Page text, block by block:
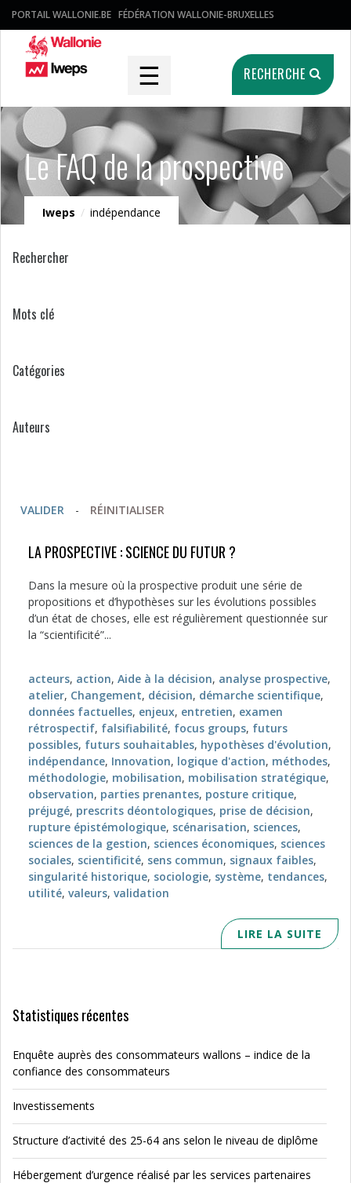
PORTAIL WALLONIE.BE FÉDÉRATION WALLONIE-BRUXELLES
☰ RECHERCHE
Le FAQ de la prospective
Iweps / indépendance
Rechercher
Mots clé
Catégories
Auteurs
VALIDER - RÉINITIALISER
LA PROSPECTIVE : SCIENCE DU FUTUR ?
Dans la mesure où la prospective produit une série de
propositions et d’hypothèses sur les évolutions possibles
d’un état de choses, elle est régulièrement questionnée sur
la “scientificité”...
acteurs, action, Aide à la décision, analyse prospective,
atelier, Changement, décision, démarche scientifique,
données factuelles, enjeux, entretien, examen
rétrospectif, falsifiabilité, focus groups, futurs
possibles, futurs souhaitables, hypothèses d'évolution,
indépendance, Innovation, logique d'action, méthodes,
méthodologie, mobilisation, mobilisation stratégique,
observation, parties prenantes, posture critique,
préjugé, prescrits déontologiques, prise de décision,
rupture épistémologique, scénarisation, sciences,
sciences de la gestion, sciences économiques, sciences
sociales, scientificité, sens commun, signaux faibles,
singularité historique, sociologie, système, tendances,
utilité, valeurs, validation
LIRE LA SUITE
Statistiques récentes
Enquête auprès des consommateurs wallons – indice de la
confiance des consommateurs
Investissements
Structure d’activité des 25-64 ans selon le niveau de diplôme
Hébergement d’urgence réalisé par les services partenaires